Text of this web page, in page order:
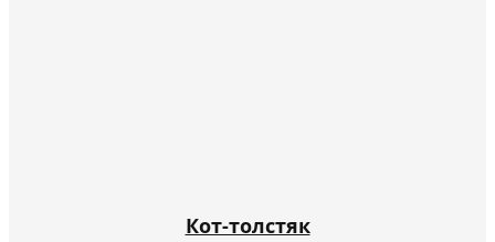
Кот-толстяк